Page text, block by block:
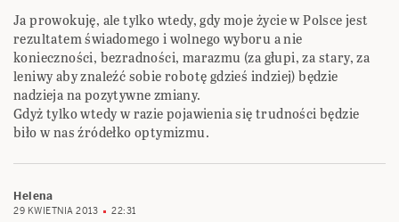
Ja prowokuję, ale tylko wtedy, gdy moje życie w Polsce jest
rezultatem świadomego i wolnego wyboru a nie
konieczności, bezradności, marazmu (za głupi, za stary, za
leniwy aby znaleźć sobie robotę gdzieś indziej) będzie
nadzieja na pozytywne zmiany.
Gdyż tylko wtedy w razie pojawienia się trudności będzie
biło w nas źródełko optymizmu.
Helena
29 KWIETNIA 2013 22:31